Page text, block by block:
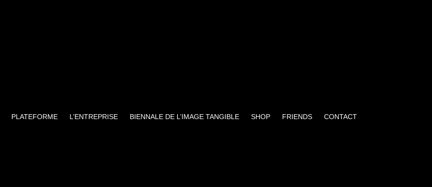
PLATEFORME L’ENTREPRISE BIENNALE DE L’IMAGE TANGIBLE SHOP FRIENDS CONTACT